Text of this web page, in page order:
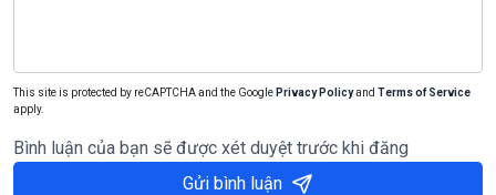
This site is protected by reCAPTCHA and the Google Privacy Policyand Terms of Service
apply.
Bình luận của bạn sẽ được xét duyệt trước khi đăng
Gửi bình luận